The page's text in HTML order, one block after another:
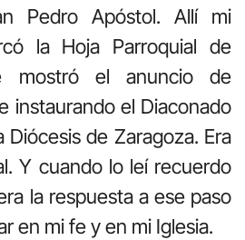
Pedro Apóstol. Allí mi
la Hoja Parroquial de
mostró el anuncio de
instaurando el Diaconado
Diócesis de Zaragoza. Era
Y cuando lo leí recuerdo
la respuesta a ese paso
en mi fe y en mi Iglesia.